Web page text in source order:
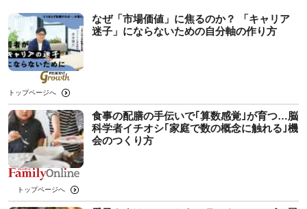
なぜ「市場価値」に焦るのか？ 「キャリア
迷子」にならないための自分軸の作り方
トップページへ
食事の配膳の手伝いで｢算数感覚｣が育つ…脳
科学者イチオシ｢家庭で数の概念に触れる｣機
会のつくり方
トップページへ